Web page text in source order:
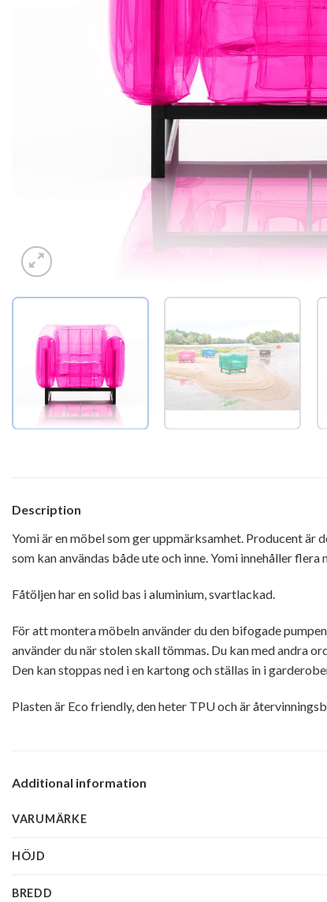
Description
Yomi är en möbel som ger uppmärksamhet. Producent
som kan användas både ute och inne. Yomi innehåller
Fåtöljen har en solid bas i aluminium, svartlackad.
För att montera möbeln använder du den bifogade
använder du när stolen skall tömmas. Du kan med andra
Den kan stoppas ned i en kartong och ställas in i
Plasten är Eco friendly, den heter TPU och är
Additional information
VARUMÄRKE
HÖJD
BREDD